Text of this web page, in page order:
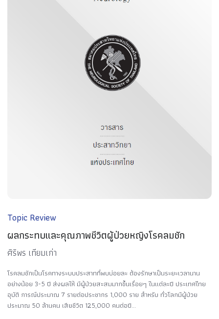
Topic Review
ผลกระทบและคุณภาพชีวิตผู้ป่วยหญิงโรคลมชัก
ศิริพร เทียมเก่า
โรคลมชักเป็นโรคทางระบบประสาทที่พบบ่อยละ ต้องรักษาเป็นระยะเวลานาน
อย่างน้อย 3-5 ปี ส่งผลให้ มีผู้ป่วยสะสมมากขึ้นเรื่อยๆ ในแต่ละปี ประเทศไทย
อุบัติ การณ์ประมาณ 7 รายต่อประชากร 1,000 ราย สำหรับ ทั่วโลกมีผู้ป่วย
ประมาณ 50 ล้านคน เสียชีวิต 125,000 คนต่อปี...